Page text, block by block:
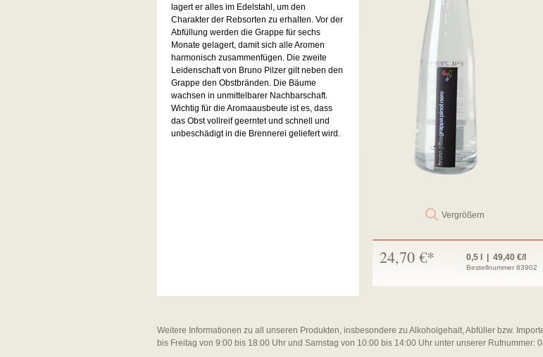
Vergrößern
24,70 €* 0,5 l | 49,40 €/l
Bestellnummer 83902
lagert er alles im Edelstahl, um den
Charakter der Rebsorten zu erhalten. Vor der
Abfüllung werden die Grappe für sechs
Monate gelagert, damit sich alle Aromen
harmonisch zusammenfügen. Die zweite
Leidenschaft von Bruno Pilzer gilt neben den
Grappe den Obstbränden. Die Bäume
wachsen in unmittelbarer Nachbarschaft.
Wichtig für die Aromaausbeute ist es, dass
das Obst vollreif geerntet und schnell und
unbeschädigt in die Brennerei geliefert wird.
Weitere Informationen zu all unseren Produkten, insbesondere zu Alkoholgehalt, Abfüller bzw.
bis Freitag von 9:00 bis 18:00 Uhr und Samstag von 10:00 bis 14:00 Uhr unter unserer Rufnummer: